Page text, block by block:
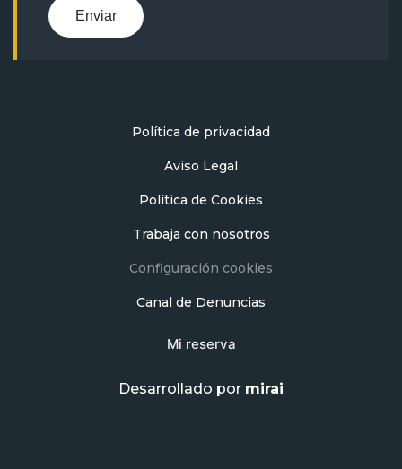
Enviar
Política de privacidad
Aviso Legal
Política de Cookies
Trabaja con nosotros
Configuración cookies
Canal de Denuncias
Mi reserva
Desarrollado por mirai